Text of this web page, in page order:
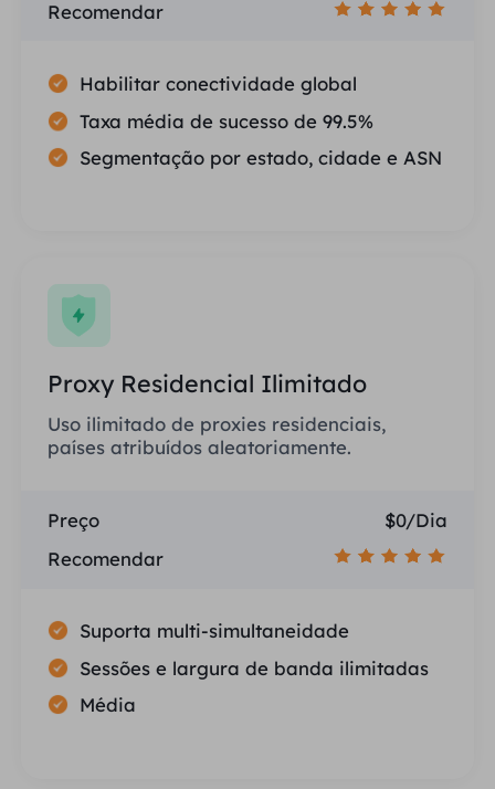
Recomendar
Habilitar conectividade global
Taxa média de sucesso de 99.5%
Segmentação por estado, cidade e ASN
Proxy Residencial Ilimitado
Uso ilimitado de proxies residenciais,
países atribuídos aleatoriamente.
Preço
$0/Dia
Recomendar
Suporta multi-simultaneidade
Sessões e largura de banda ilimitadas
Média